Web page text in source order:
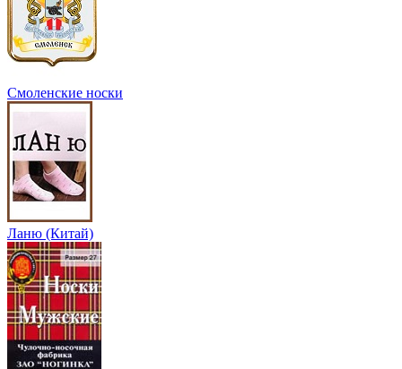
Смоленские носки
Ланю (Китай)